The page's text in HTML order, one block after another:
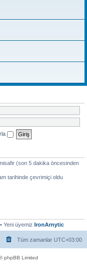
(son 5 dakika öncesinden
tarihinde çevrimiçi oldu
Yeni üyemiz IronArnytic
Tüm zamanlar UTC+03:00
phpBB Limited